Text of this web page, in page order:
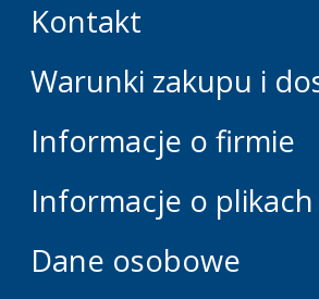
Kontakt
Warunki zakupu i
Informacje o firmie
Informacje o
Dane osobowe